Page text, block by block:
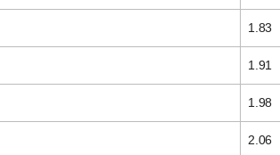
1.83
1.91
1.98
2.06